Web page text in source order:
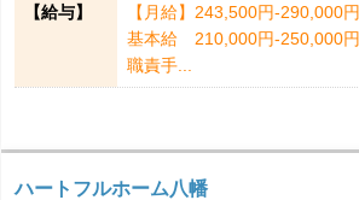
【給与】
【月給】243,500円-290,000円
基本給 210,000円-250,000円
職責手...
ハートフルホーム八幡